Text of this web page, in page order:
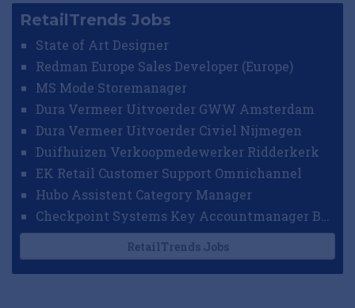
RetailTrends Jobs
State of Art Designer
Redman Europe Sales Developer (Europe)
MS Mode Storemanager
Dura Vermeer Uitvoerder GWW Amsterdam
Dura Vermeer Uitvoerder Civiel Nijmegen
Duifhuizen Verkoopmedewerker Ridderkerk
EK Retail Customer Support Omnichannel
Hubo Assistent Category Manager
RetailTrends Jobs